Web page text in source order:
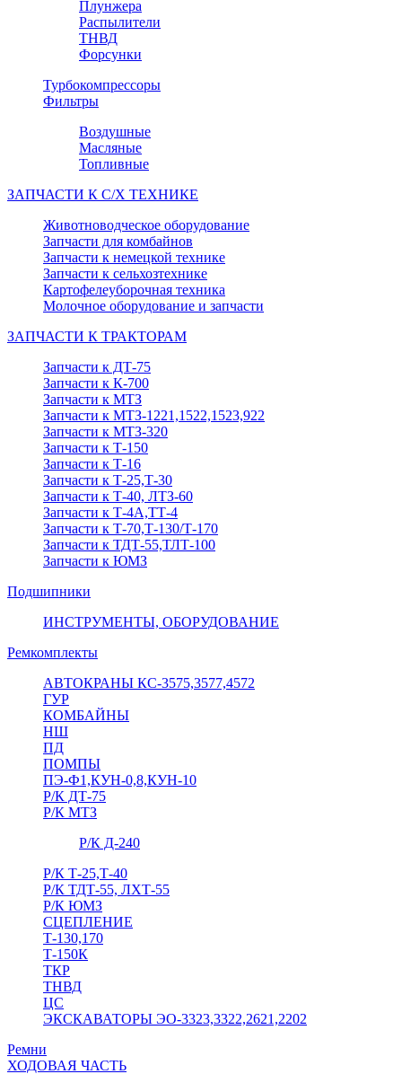
Плунжера
Распылители
ТНВД
Форсунки
Турбокомпрессоры
Фильтры
Воздушные
Масляные
Топливные
ЗАПЧАСТИ К С/Х ТЕХНИКЕ
Животноводческое оборудование
Запчасти для комбайнов
Запчасти к немецкой технике
Запчасти к сельхозтехнике
Картофелеуборочная техника
Молочное оборудование и запчасти
ЗАПЧАСТИ К ТРАКТОРАМ
Запчасти к ДТ-75
Запчасти к К-700
Запчасти к МТЗ
Запчасти к МТЗ-1221,1522,1523,922
Запчасти к МТЗ-320
Запчасти к Т-150
Запчасти к Т-16
Запчасти к Т-25,Т-30
Запчасти к Т-40, ЛТЗ-60
Запчасти к Т-4А,ТТ-4
Запчасти к Т-70,Т-130/Т-170
Запчасти к ТДТ-55,ТЛТ-100
Запчасти к ЮМЗ
Подшипники
ИНСТРУМЕНТЫ, ОБОРУДОВАНИЕ
Ремкомплекты
АВТОКРАНЫ КС-3575,3577,4572
ГУР
КОМБАЙНЫ
НШ
ПД
ПОМПЫ
ПЭ-Ф1,КУН-0,8,КУН-10
Р/К ДТ-75
Р/К МТЗ
Р/К Д-240
Р/К Т-25,Т-40
Р/К ТДТ-55, ЛХТ-55
Р/К ЮМЗ
СЦЕПЛЕНИЕ
Т-130,170
Т-150К
ТКР
ТНВД
ЦС
ЭКСКАВАТОРЫ ЭО-3323,3322,2621,2202
Ремни
ХОДОВАЯ ЧАСТЬ